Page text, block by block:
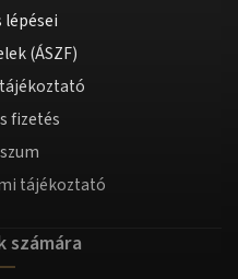
lépései
(ÁSZF)
fizetés
tájékoztató
számára